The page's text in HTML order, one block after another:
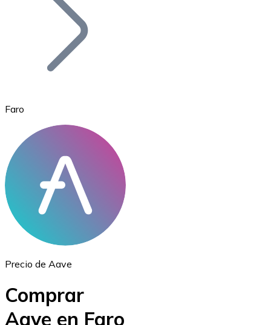
Ethereum
ETH
Faro
Precio de Aave
Comprar
Aave en Faro